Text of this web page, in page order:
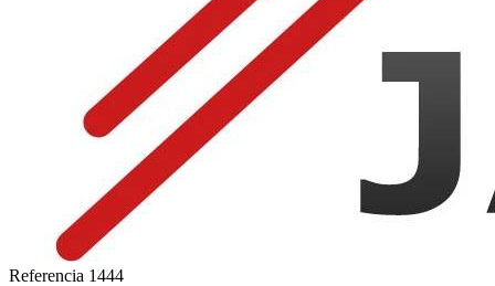
Referencia 1444